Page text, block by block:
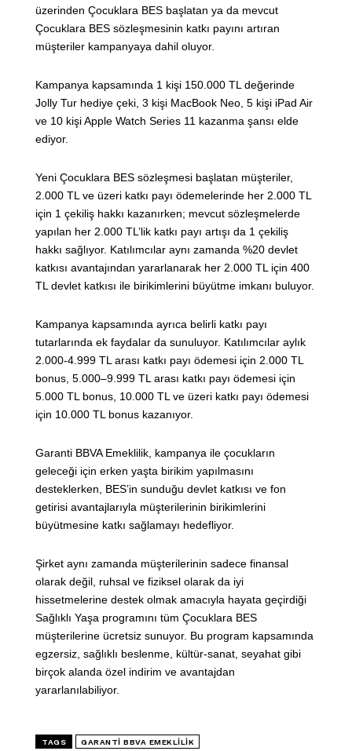
üzerinden Çocuklara BES başlatan ya da mevcut
Çocuklara BES sözleşmesinin katkı payını artıran
müşteriler kampanyaya dahil oluyor.
Kampanya kapsamında 1 kişi 150.000 TL değerinde
Jolly Tur hediye çeki, 3 kişi MacBook Neo, 5 kişi iPad Air
ve 10 kişi Apple Watch Series 11 kazanma şansı elde
ediyor.
Yeni Çocuklara BES sözleşmesi başlatan müşteriler,
2.000 TL ve üzeri katkı payı ödemelerinde her 2.000 TL
için 1 çekiliş hakkı kazanırken; mevcut sözleşmelerde
yapılan her 2.000 TL’lik katkı payı artışı da 1 çekiliş
hakkı sağlıyor. Katılımcılar aynı zamanda %20 devlet
katkısı avantajından yararlanarak her 2.000 TL için 400
TL devlet katkısı ile birikimlerini büyütme imkanı buluyor.
Kampanya kapsamında ayrıca belirli katkı payı
tutarlarında ek faydalar da sunuluyor. Katılımcılar aylık
2.000-4.999 TL arası katkı payı ödemesi için 2.000 TL
bonus, 5.000–9.999 TL arası katkı payı ödemesi için
5.000 TL bonus, 10.000 TL ve üzeri katkı payı ödemesi
için 10.000 TL bonus kazanıyor.
Garanti BBVA Emeklilik, kampanya ile çocukların
geleceği için erken yaşta birikim yapılmasını
desteklerken, BES’in sunduğu devlet katkısı ve fon
getirisi avantajlarıyla müşterilerinin birikimlerini
büyütmesine katkı sağlamayı hedefliyor.
Şirket aynı zamanda müşterilerinin sadece finansal
olarak değil, ruhsal ve fiziksel olarak da iyi
hissetmelerine destek olmak amacıyla hayata geçirdiği
Sağlıklı Yaşa programını tüm Çocuklara BES
müşterilerine ücretsiz sunuyor. Bu program kapsamında
egzersiz, sağlıklı beslenme, kültür-sanat, seyahat gibi
birçok alanda özel indirim ve avantajdan
yararlanılabiliyor.
TAGS GARANTI BBVA EMEKLILIK